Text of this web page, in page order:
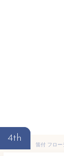
4th